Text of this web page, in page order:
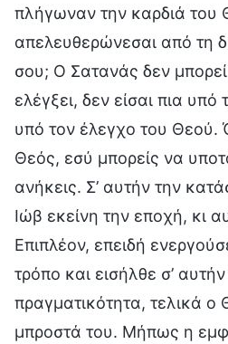
πλήγωναν την καρδιά του
απελευθερώνεσαι από τη
σου; Ο Σατανάς δεν
ελέγξει, δεν είσαι πια
υπό τον έλεγχο του Θεού.
Θεός, εσύ μπορείς να
ανήκεις. Σ’ αυτήν την
Ιώβ εκείνη την εποχή, κι
Επιπλέον, επειδή
τρόπο και εισήλθε σ’
πραγματικότητα, τελικά ο
μπροστά του. Μήπως η